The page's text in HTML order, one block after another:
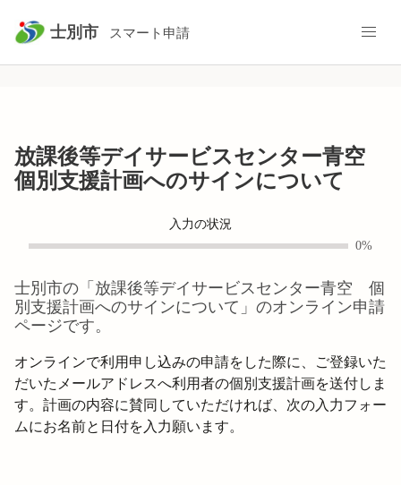
士別市 スマート申請
放課後等デイサービスセンター青空
個別支援計画へのサインについて
入力の状況
0%
士別市の「 放課後等デイサービスセンター青空 個
別支援計画へのサインについて 」のオンライン申請
ページです。
オンラインで利用申し込みの申請をした際に、ご登録いた
だいたメールアドレスへ利用者の個別支援計画を送付しま
す。計画の内容に賛同していただければ、次の入力フォー
ムにお名前と日付を入力願います。